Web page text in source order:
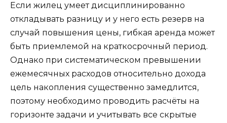
Если жилец умеет дисциплинированно
откладывать разницу и у него есть резерв на
случай повышения цены, гибкая аренда может
быть приемлемой на краткосрочный период.
Однако при систематическом превышении
ежемесячных расходов относительно дохода
цель накопления существенно замедлится,
поэтому необходимо проводить расчёты на
горизонте задачи и учитывать все скрытые